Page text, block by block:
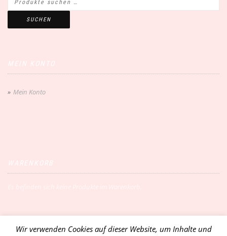
SUCHEN
Mein Konto
Wir verwenden Cookies auf dieser Website, um Inhalte und